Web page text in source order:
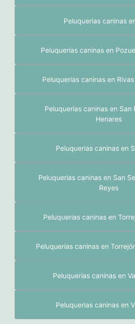
Peluquerias caninas
Peluquerias caninas en
Peluquerias caninas en
Peluquerias caninas en San
Henares
Peluquerias caninas en
Peluquerias caninas en San
Reyes
Peluquerias caninas en
Peluquerias caninas en
Peluquerias caninas en
Peluquerias caninas en